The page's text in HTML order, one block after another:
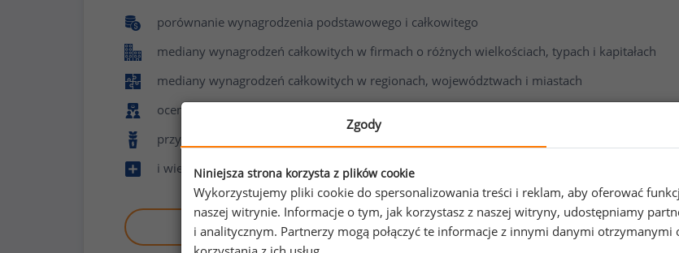
porównanie wynagrodzenia podstawowego i całkowitego
mediany wynagrodzeń całkowitych w firmach o różnych wielkościach, typach i kapitałach
mediany wynagrodzeń całkowitych w regionach, województwach i miastach
ocenę poziomu zadowolenia z pracy i wynagrodzenia
przyznawane benefity
i wiele innych
Zobacz raport demo
Zgody
Niniejsza strona korzysta z plików cookie
Wykorzystujemy pliki cookie do spersonalizowania treści i reklam, aby oferować
naszej witrynie. Informacje o tym, jak korzystasz z naszej witryny, udostępniamy
i analitycznym. Partnerzy mogą połączyć te informacje z innymi danymi otrzymanymi